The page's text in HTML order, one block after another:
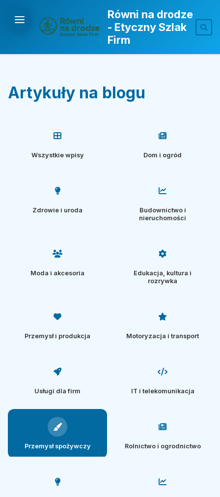
Równi na drodze
- Etyczny Szlak
Firm
Artykuły na blogu
Wszystkie wpisy Dom i ogród
Zdrowie i uroda
Budownictwo i
nieruchomości
Moda i akcesoria
Edukacja, kultura i
rozrywka
Przemysł i produkcja Motoryzacja i transport
Usługi dla firm IT i telekomunikacja
Przemysł spożywczy Rolnictwo i ogrodnictwo